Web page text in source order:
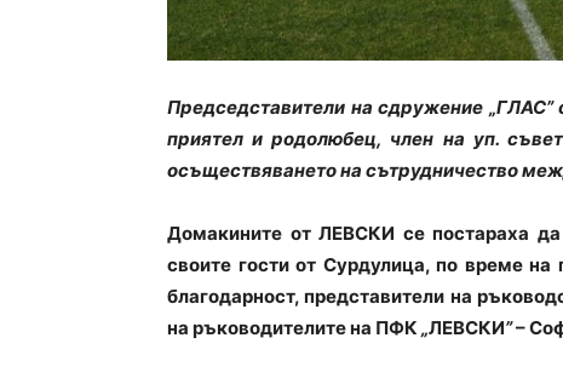
Председставители на сдружение
приятел и родолюбец, член на уп.
осъществяването на сътрудничество
Домакините от ЛЕВСКИ се постараха
своите гости от Сурдулица, по време
благодарност, представители на
на ръководителите на ПФК „ЛЕВСКИ”–